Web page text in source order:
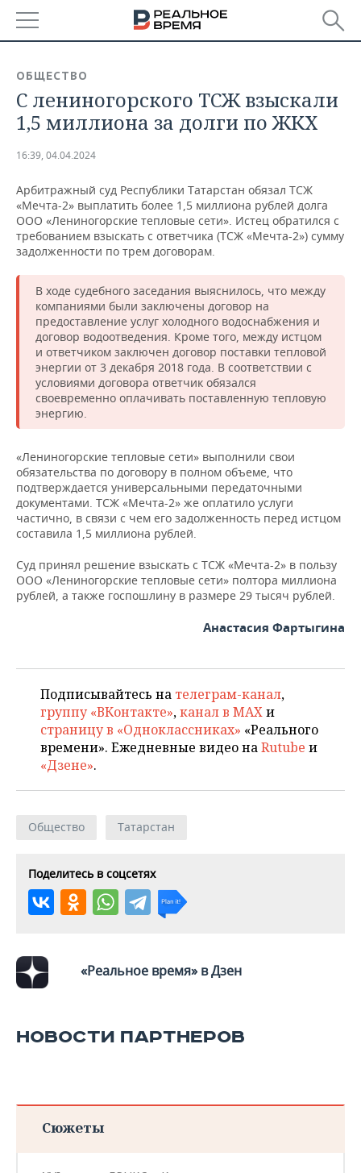
БАШКОРТОСТАН
ТАТАРСТАН
НОВОСТИ
АНАЛИТИКА
ДЕКЛАРАЦИИ О ДОХОДАХ
КОРОЛИ ГОСЗАКАЗА ПФО
ВУЗЫ ТАТАРСТАНА
КОМУ ПРИНАДЛЕЖАТ
ТОРГОВЫЕ ЦЕНТРЫ
ТАТАРСТАНА
НОВОСТИ ЭКОНОМИКИ
ФИНАНСЫ
БАНКИ
БЮДЖЕТ
ИНВЕСТИЦИИ
ПРОМЫШЛЕННОСТЬ
НОВОСТИ
ПРОМЫШЛЕННОСТИ
АГРОПРОМ
МАШИНОСТРОЕНИЕ
НЕФТЕХИМИЯ
НЕФТЬ
ЭНЕРГЕТИКА
НЕДВИЖИМОСТЬ
НОВОСТИ НЕДВИЖИМОСТИ
АВТО
НОВОСТИ АВТО
БИЗНЕС
НОВОСТИ БИЗНЕСА
РОЗНИЧНАЯ ТОРГОВЛЯ
ТРАНСПОРТ
УСЛУГИ
ТЕХНОЛОГИИ
НОВОСТИ ТЕХНОЛОГИЙ
IT
МЕДИА
ТЕЛЕКОММУНИКАЦИИ
МЕРОПРИЯТИЯ
НОВОСТИ МЕРОПРИЯТИЙ
ВЫЕЗДНАЯ РЕДАКЦИЯ
БИЗНЕС-БРАНЧИ
ONLINE-КОНФЕРЕНЦИИ
ОТКРЫТАЯ ЛЕКЦИЯ
СПОРТ
НОВОСТИ СПОРТА
ФУТБОЛ
ХОККЕЙ
БАСКЕТБОЛ
ФИГУРНОЕ КАТАНИЕ
ВОДНЫЕ ВИДЫ СПОРТА
ХОККЕЙ С МЯЧОМ
ОБЩЕСТВО
НОВОСТИ ОБЩЕСТВА
ВЛАСТЬ
ИНФРАСТРУКТУРА
МЕДИЦИНА
ОБРАЗОВАНИЕ
ПРОИСШЕСТВИЯ
ФОТОГАЛЕРЕЯ
СЮЖЕТЫ
СПРАВОЧНИК
ОБЩЕСТВО
С лениногорского ТСЖ взыскали
1,5 миллиона за долги по ЖКХ
16:39, 04.04.2024
Арбитражный суд Республики Татарстан обязал ТСЖ
«Мечта-2» выплатить более 1,5 миллиона рублей долга
ООО «Лениногорские тепловые сети». Истец обратился с
требованием взыскать с ответчика (ТСЖ «Мечта-2») сумму
задолженности по трем договорам.
В ходе судебного заседания выяснилось, что между
компаниями были заключены договор на
предоставление услуг холодного водоснабжения и
договор водоотведения. Кроме того, между истцом
и ответчиком заключен договор поставки тепловой
энергии от 3 декабря 2018 года. В соответствии с
условиями договора ответчик обязался
своевременно оплачивать поставленную тепловую
энергию.
«Лениногорские тепловые сети» выполнили свои
обязательства по договору в полном объеме, что
подтверждается универсальными передаточными
документами. ТСЖ «Мечта-2» же оплатило услуги
частично, в связи с чем его задолженность перед истцом
составила 1,5 миллиона рублей.
Суд принял решение взыскать с ТСЖ «Мечта-2» в пользу
ООО «Лениногорские тепловые сети» полтора миллиона
рублей, а также госпошлину в размере 29 тысяч рублей.
Анастасия Фартыгина
Подписывайтесь на телеграм-канал,
группу «ВКонтакте»,канал в MAXи
страницу в «Одноклассниках» «Реального
времени». Ежедневные видео наRutube и
«Дзене».
Общество Татарстан
Поделитесь в соцсетях
«Реальное время» в Дзен
НОВОСТИ ПАРТНЕРОВ
Сюжеты